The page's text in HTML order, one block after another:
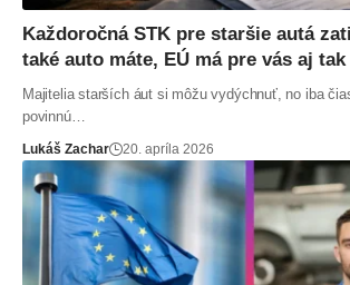
Každoročná STK pre staršie autá
také auto máte, EÚ má pre vás aj
Majitelia starších áut si môžu vydýchnuť, no iba
povinnú…
Lukáš Zachar 20. apríla 2026